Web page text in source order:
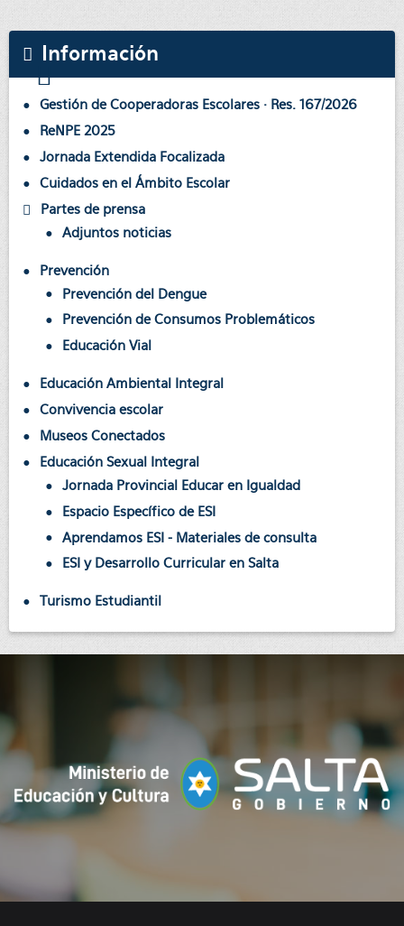
Información
Gestión de Cooperadoras Escolares · Res. 167/2026
ReNPE 2025
Jornada Extendida Focalizada
Cuidados en el Ámbito Escolar
Partes de prensa
Adjuntos noticias
Prevención
Prevención del Dengue
Prevención de Consumos Problemáticos
Educación Vial
Educación Ambiental Integral
Convivencia escolar
Museos Conectados
Educación Sexual Integral
Jornada Provincial Educar en Igualdad
Espacio Específico de ESI
Aprendamos ESI - Materiales de consulta
ESI y Desarrollo Curricular en Salta
Turismo Estudiantil